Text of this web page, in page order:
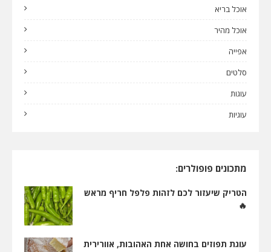
אוכל בריא
אוכל מהיר
אפייה
סלטים
עוגות
עוגיות
מתכונים פופולרים:
הטריק שיעזור לכם לזהות פלפל חריף מראש
🔥
עוגת תפוזים בחושה אחת האהובות, אוורירית